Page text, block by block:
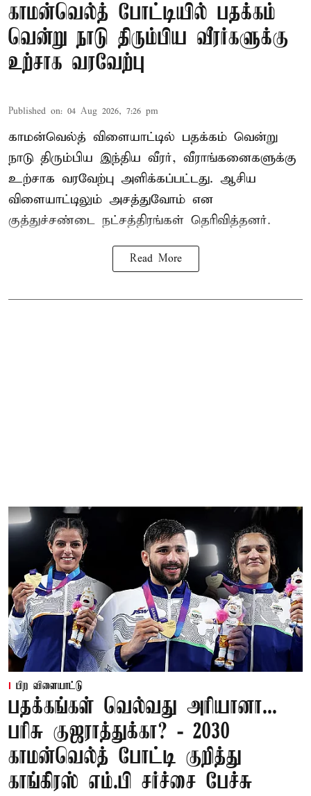
காமன்வெல்த் போட்டியில் பதக்கம்
வென்று நாடு திரும்பிய வீரர்களுக்கு
உற்சாக வரவேற்பு
Published on: 04 Aug 2026, 7:26 pm
காமன்வெல்த் விளையாட்டில் பதக்கம் வென்று
நாடு திரும்பிய இந்திய வீரர், வீராங்கனைகளுக்கு
உற்சாக வரவேற்பு அளிக்கப்பட்டது. ஆசிய
விளையாட்டிலும் அசத்துவோம் என
குத்துச்சண்டை நட்சத்திரங்கள் தெரிவித்தனர்.
Read More
பிற விளையாட்டு
பதக்கங்கள் வெல்வது அரியானா...
பரிசு குஜராத்துக்கா? - 2030
காமன்வெல்த் போட்டி குறித்து
காங்கிரஸ் எம்.பி சர்ச்சை பேச்சு